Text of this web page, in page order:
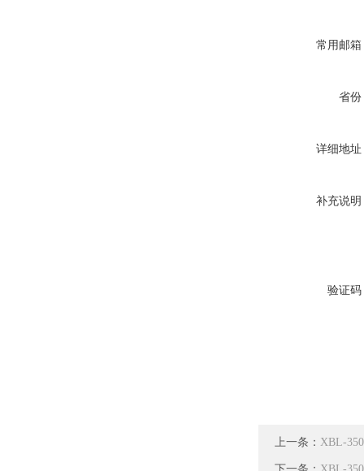
常用邮箱
省份
详细地址
补充说明
验证码
上一条： XBL-